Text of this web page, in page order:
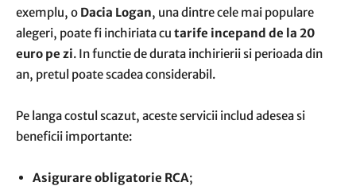
exemplu, o Dacia Logan, una dintre cele mai populare
alegeri, poate fi inchiriata cu tarife incepand de la 20
euro pe zi. In functie de durata inchirierii si perioada din
an, pretul poate scadea considerabil.
Pe langa costul scazut, aceste servicii includ adesea si
beneficii importante:
Asigurare obligatorie RCA;